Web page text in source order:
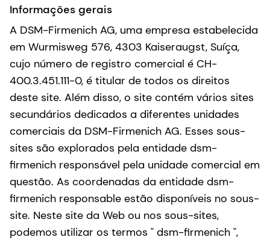
Informações gerais
A DSM-Firmenich AG, uma empresa estabelecida
em Wurmisweg 576, 4303 Kaiseraugst, Suíça,
cujo número de registro comercial é CH-
400.3.451.111-0, é titular de todos os direitos
deste site. Além disso, o site contém vários sites
secundários dedicados a diferentes unidades
comerciais da DSM-Firmenich AG. Esses sous-
sites são explorados pela entidade dsm-
firmenich responsável pela unidade comercial em
questão. As coordenadas da entidade dsm-
firmenich responsable estão disponíveis no sous-
site. Neste site da Web ou nos sous-sites,
podemos utilizar os termos " dsm-firmenich ",